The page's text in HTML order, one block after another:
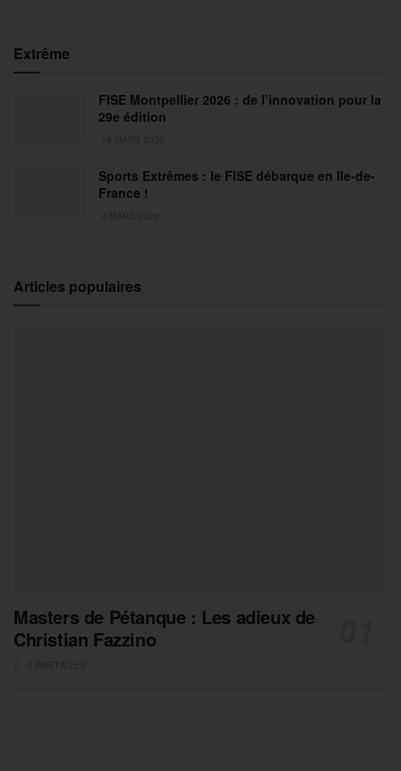
Extrême
FISE Montpellier 2026 : de l’innovation pour la
29e édition
Sports Extrêmes : le FISE débarque en Ile-de-
France !
Articles populaires
Masters de Pétanque : Les adieux de
Christian Fazzino